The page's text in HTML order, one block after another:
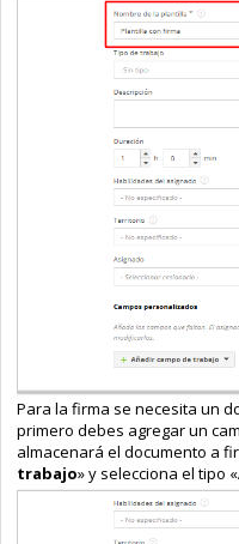
Para la firma se necesita un
primero debes agregar un
almacenará el documento a
trabajo» y selecciona el tipo «